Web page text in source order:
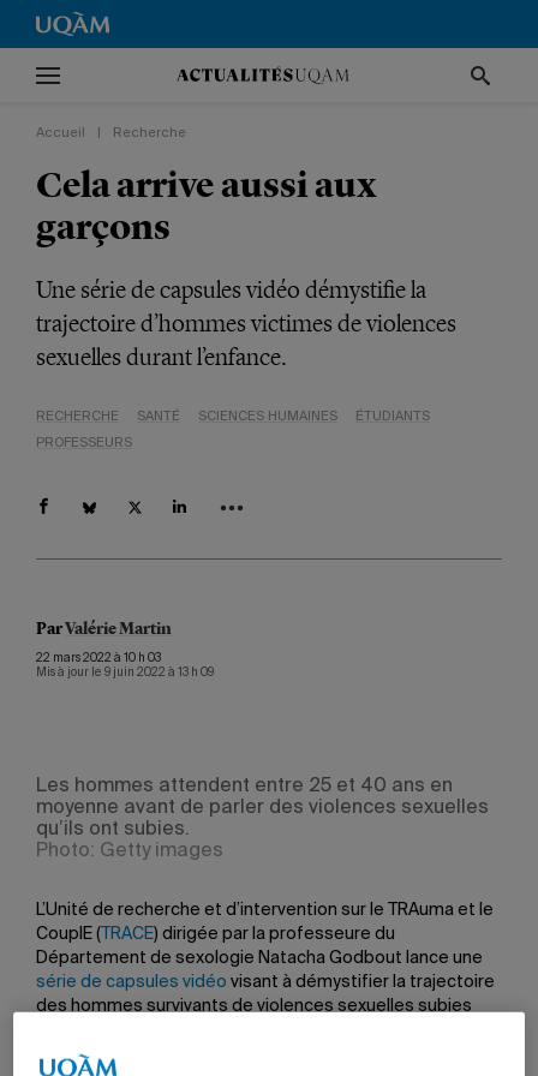
Accueil Recherche
Cela arrive aussi aux
garçons
Une série de capsules vidéo démystifie la
trajectoire d’hommes victimes de violences
sexuelles durant l’enfance.
RECHERCHE SANTÉ SCIENCES HUMAINES
ÉTUDIANTS
PROFESSEURS
ParValérie Martin
22 mars 2022 à 10 h 03
Mis à jour le 9 juin 2022 à 13 h 09
Les hommes attendent entre 25 et 40 ans en
moyenne avant de parler des violences sexuelles
qu’ils ont subies.
Photo: Getty images
L’Unité de recherche et d’intervention sur le TRAuma et le
CouplE ( TRACE) dirigée par la professeure du
Département de sexologie Natacha Godbout lance une
série de capsules vidéo visant à démystifier la trajectoire
des hommes survivants de violences sexuelles subies
témoignent de leurs parcours difficiles, des impacts des